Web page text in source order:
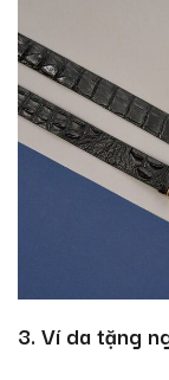
3. Ví da tặng